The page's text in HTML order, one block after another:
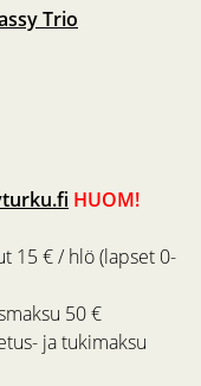
Trio
HUOM!
15 € / hlö (lapset 0-
50 €
ja tukimaksu